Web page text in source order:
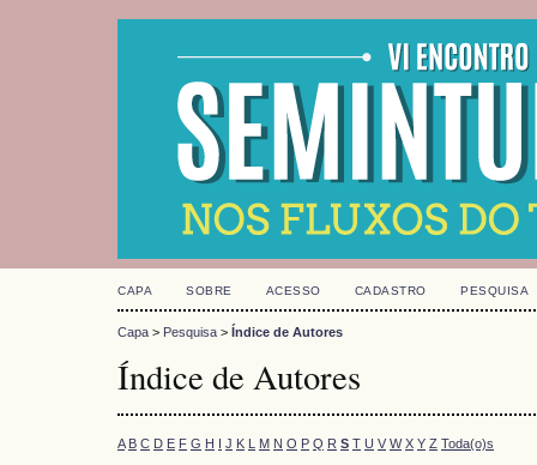
CAPA SOBRE ACESSO CADASTRO PESQUISA
Capa > Pesquisa > Índice de Autores
Índice de Autores
A B C D E F G H I J K L M N O P Q R S T U V W X Y Z Toda(o)s